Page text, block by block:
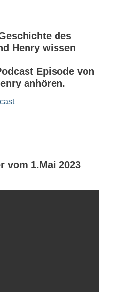
des
Henry wissen
Episode von
anhören.
vom 1.Mai 2023